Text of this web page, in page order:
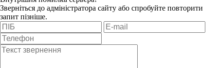
Зверніться до адміністратора сайту або спробуйте повторити
запит пізніше.